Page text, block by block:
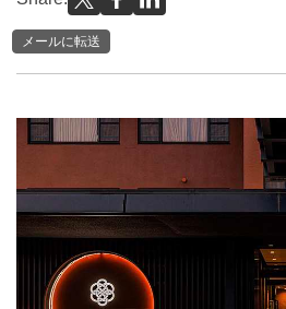
メールに転送